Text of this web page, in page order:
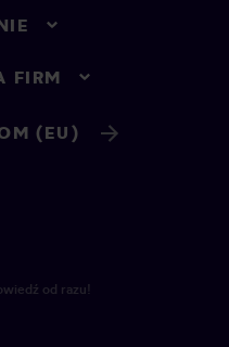
FIRM
(EU)
od razu!